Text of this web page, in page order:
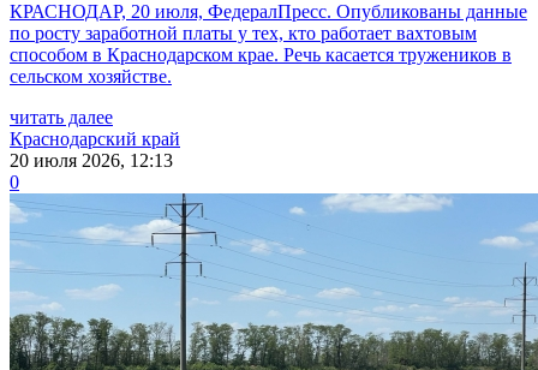
КРАСНОДАР, 20 июля, ФедералПресс. Опубликованы данные
по росту заработной платы у тех, кто работает вахтовым
способом в Краснодарском крае. Речь касается тружеников в
сельском хозяйстве.
читать далее
Краснодарский край
20 июля 2026, 12:13
0